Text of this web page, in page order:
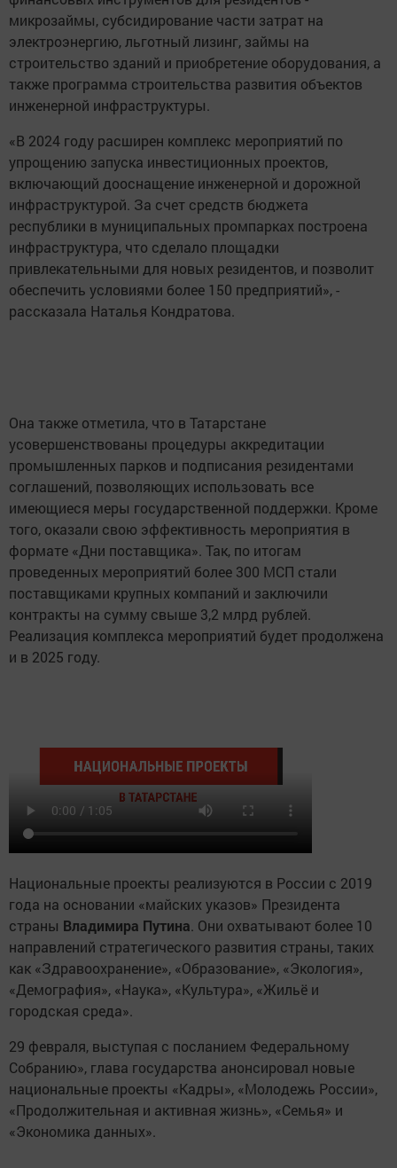
микрозаймы, субсидирование части затрат на
электроэнергию, льготный лизинг, займы на
строительство зданий и приобретение оборудования, а
также программа строительства развития объектов
инженерной инфраструктуры.
«В 2024 году расширен комплекс мероприятий по
упрощению запуска инвестиционных проектов,
включающий дооснащение инженерной и дорожной
инфраструктурой. За счет средств бюджета
республики в муниципальных промпарках построена
инфраструктура, что сделало площадки
привлекательными для новых резидентов, и позволит
обеспечить условиями более 150 предприятий», -
рассказала Наталья Кондратова.
Она также отметила, что в Татарстане
усовершенствованы процедуры аккредитации
промышленных парков и подписания резидентами
соглашений, позволяющих использовать все
имеющиеся меры государственной поддержки. Кроме
того, оказали свою эффективность мероприятия в
формате «Дни поставщика». Так, по итогам
проведенных мероприятий более 300 МСП стали
поставщиками крупных компаний и заключили
контракты на сумму свыше 3,2 млрд рублей.
Реализация комплекса мероприятий будет продолжена
и в 2025 году.
Национальные проекты реализуются в России с 2019
года на основании «майских указов» Президента
страны Владимира Путина. Они охватывают более 10
направлений стратегического развития страны, таких
как «Здравоохранение», «Образование», «Экология»,
«Демография», «Наука», «Культура», «Жильё и
городская среда».
29 февраля, выступая с посланием Федеральному
Собранию», глава государства анонсировал новые
национальные проекты «Кадры», «Молодежь России»,
«Продолжительная и активная жизнь», «Семья» и
«Экономика данных».